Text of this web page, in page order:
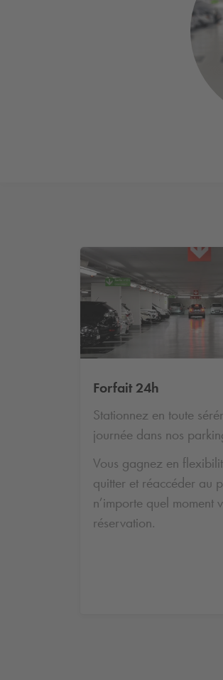
Forfait 24h
Stationnez en toute
journée dans nos
Vous gagnez en
quitter et réaccéder au
n’importe quel moment
réservation.